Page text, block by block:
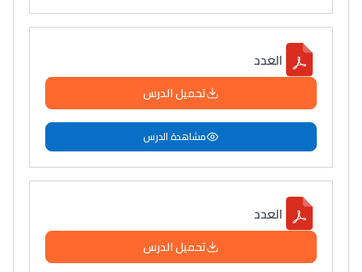
العدد
تحميل الدرس
مشاهدة الدرس
العدد
تحميل الدرس